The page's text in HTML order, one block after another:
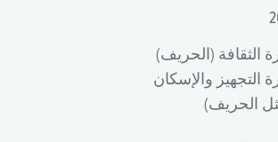
الثقافة (الحريف)
التجهيز والإسكان
الحريف)